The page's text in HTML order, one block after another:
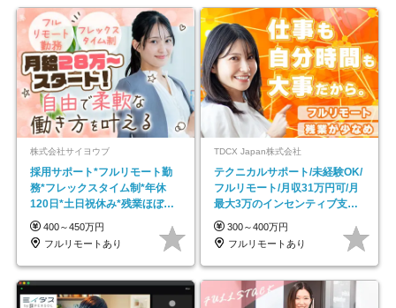
株式会社サイヨウブ
採用サポート*フルリモート勤
務*フレックスタイム制*年休
120日*土日祝休み*残業ほぼな
し*育児中社員8割以上
400～450万円
フルリモートあり
TDCX Japan株式会社
テクニカルサポート/未経験OK/
フルリモート/月収31万円可/月
最大3万のインセンティブ支給/
平均年齢33歳
300～400万円
フルリモートあり